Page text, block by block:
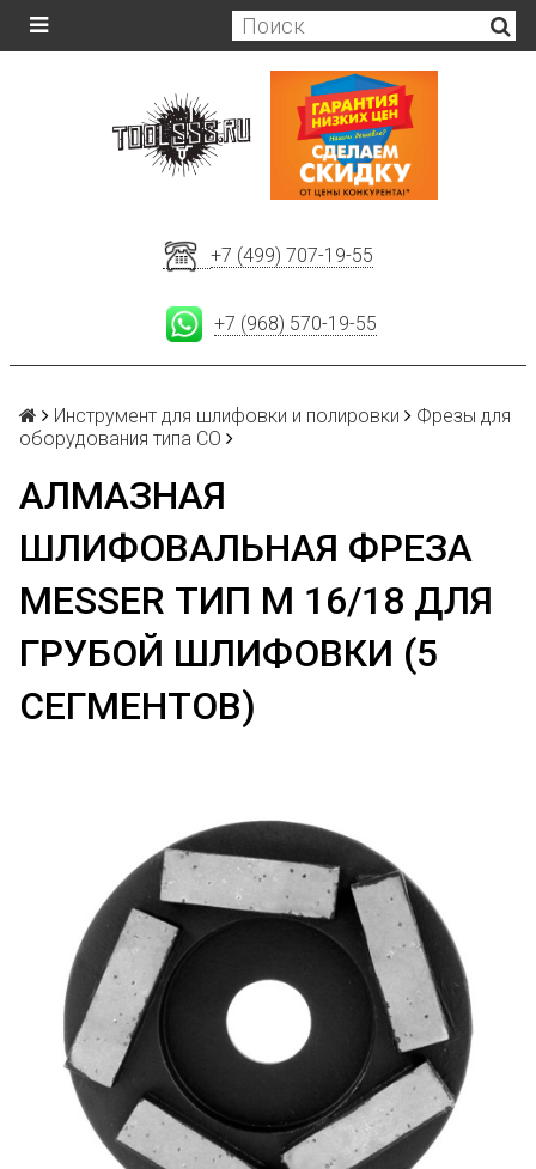
+7 (499) 707-19-55
+7 (968) 570-19-55
Инструмент для шлифовки и полировки
Фрезы для
оборудования типа СО
АЛМАЗНАЯ
ШЛИФОВАЛЬНАЯ ФРЕЗА
MESSER ТИП M 16/18 ДЛЯ
ГРУБОЙ ШЛИФОВКИ (5
СЕГМЕНТОВ)